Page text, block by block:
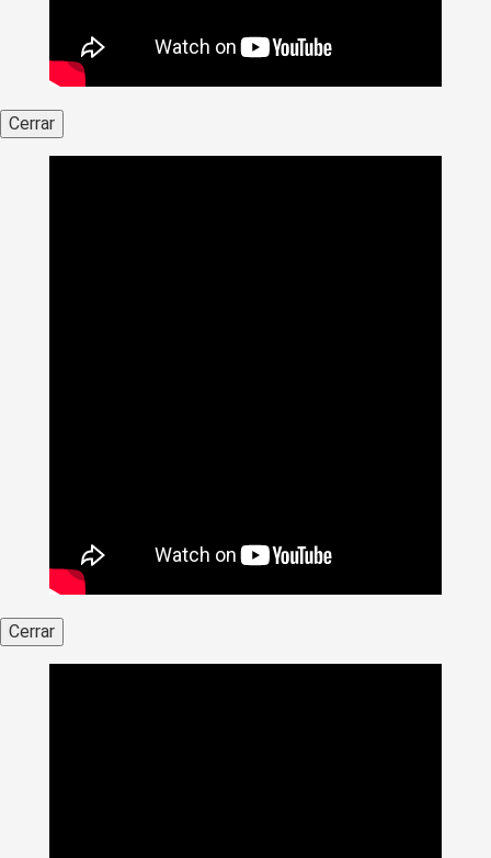
Cerrar
Cerrar